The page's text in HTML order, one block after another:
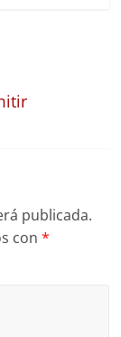
publicada.
con*